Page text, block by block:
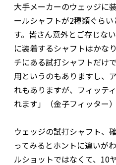
大手メーカーのウェッジに
ールシャフトが2種類ぐら
す。皆さん意外とご存じな
に装着するシャフトはかな
チにある試打シャフトだけ
用というのもありますし、
れもありますが、フィッテ
れます」（金子フィッター）
ウェッジの試打シャフト、
ってみるとホントに違いが
ルショットではなくて、10